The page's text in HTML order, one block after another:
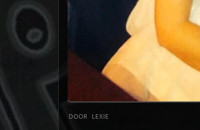
DOOR LEXIE